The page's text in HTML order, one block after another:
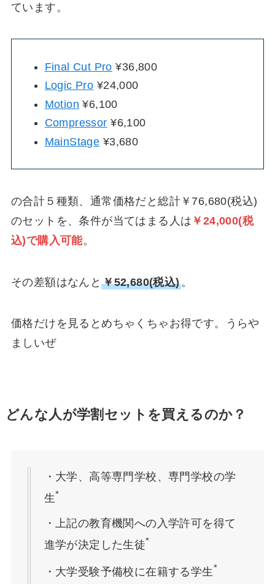
ています。
Final Cut Pro ¥36,800
Logic Pro ¥24,000
Motion ¥6,100
Compressor ¥6,100
MainStage ¥3,680
の合計５種類、通常価格だと総計￥76,680(税込)
のセットを、条件が当てはまる人は ￥24,000(税
込)で購入可能。
その差額はなんと￥52,680(税込)。
価格だけを見るとめちゃくちゃお得です。うらや
ましいぜ
どんな人が学割セットを買えるのか？
・大学、高等専門学校、専門学校の学
生*
・上記の教育機関への入学許可を得て
進学が決定した生徒*
・大学受験予備校に在籍する学生*